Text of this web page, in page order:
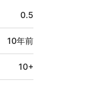
0.5
10年前
10+